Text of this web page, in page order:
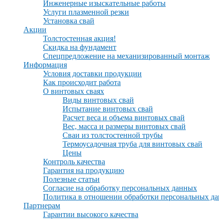
Инженерные изыскательные работы
Услуги плазменной резки
Установка свай
Акции
Толстостенная акция!
Скидка на фундамент
Спецпредложение на механизированный монтаж
Информация
Условия доставки продукции
Как происходит работа
О винтовых сваях
Виды винтовых свай
Испытание винтовых свай
Расчет веса и объема винтовых свай
Вес, масса и размеры винтовых свай
Сваи из толстостенной трубы
Термоусадочная труба для винтовых свай
Цены
Контроль качества
Гарантия на продукцию
Полезные статьи
Согласие на обработку персональных данных
Политика в отношении обработки персональных
Партнерам
Гарантии высокого качества